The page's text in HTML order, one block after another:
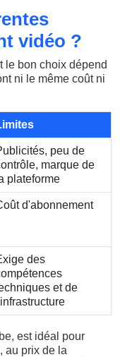
vidéo ?
le bon choix dépend
ni le même coût ni
peu de
marque de
plateforme
d'abonnement
des
et de
est idéal pour
au prix de la